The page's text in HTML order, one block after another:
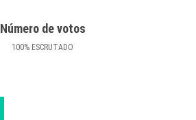
Número de votos
100% ESCRUTADO